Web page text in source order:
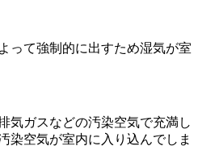
って強制的に出すため湿気が室
気ガスなどの汚染空気で充満し
染空気が室内に入り込んでしま